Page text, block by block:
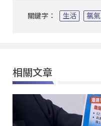
關鍵字： 生活 氯氣
相關文章